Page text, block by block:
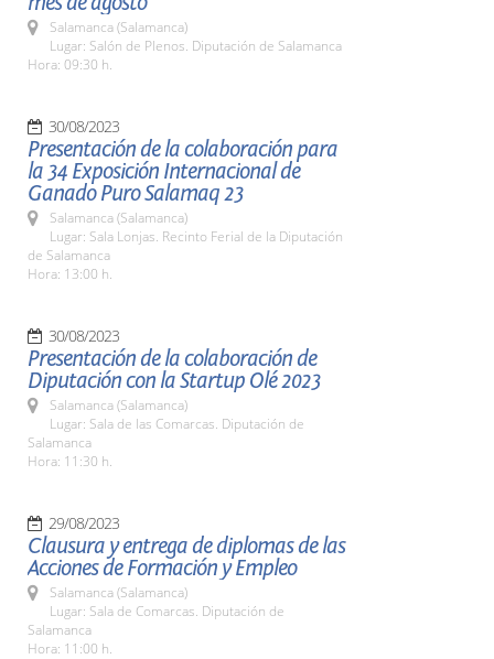
Salamanca (Salamanca)
Lugar: Salón de Plenos. Diputación de Salamanca
Hora: 09:30 h.
30/08/2023
Presentación de la colaboración para
la 34 Exposición Internacional de
Ganado Puro Salamaq 23
Salamanca (Salamanca)
Lugar: Sala Lonjas. Recinto Ferial de la Diputación
de Salamanca
Hora: 13:00 h.
30/08/2023
Presentación de la colaboración de
Diputación con la Startup Olé 2023
Salamanca (Salamanca)
Lugar: Sala de las Comarcas. Diputación de
Salamanca
Hora: 11:30 h.
29/08/2023
Clausura y entrega de diplomas de las
Acciones de Formación y Empleo
Salamanca (Salamanca)
Lugar: Sala de Comarcas. Diputación de
Salamanca
Hora: 11:00 h.